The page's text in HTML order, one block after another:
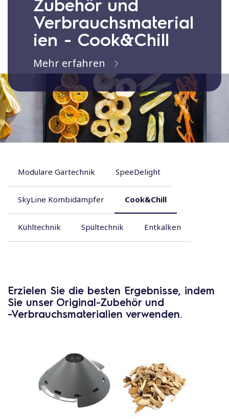
Verbrauchsmaterial
ien - Cook&Chill
Mehr erfahren
Modulare Gartechnik SpeeDelight
SkyLine Kombidämpfer Cook&Chill
Kühltechnik Spültechnik Entkalken
Erzielen Sie die besten Ergebnisse, indem
Sie unser Original-Zubehör und
-Verbrauchsmaterialien verwenden.